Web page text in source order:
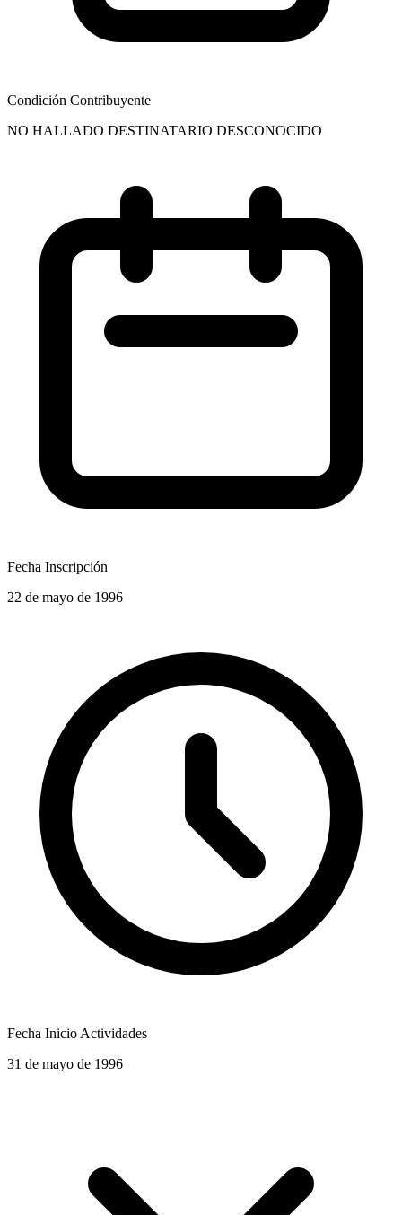
Condición Contribuyente
NO HALLADO DESTINATARIO DESCONOCIDO
Fecha Inscripción
22 de mayo de 1996
Fecha Inicio Actividades
31 de mayo de 1996